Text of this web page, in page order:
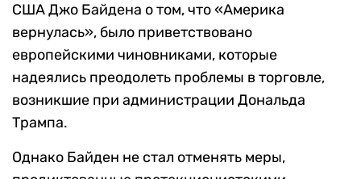
США Джо Байдена о том, что «Америка
вернулась», было приветствовано
европейскими чиновниками, которые
надеялись преодолеть проблемы в торговле,
возникшие при администрации Дональда
Трампа.
Однако Байден не стал отменять меры,